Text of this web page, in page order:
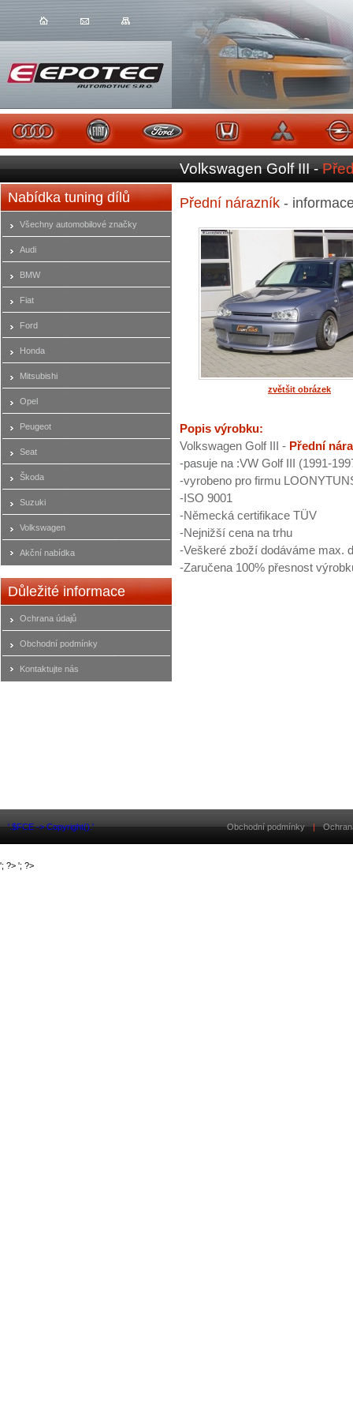
Volkswagen Golf III -
Nabídka tuning dílů
Všechny automobilové značky
Audi
BMW
Fiat
Ford
Honda
Mitsubishi
Opel
Peugeot
Seat
Škoda
Suzuki
Volkswagen
Akční nabídka
Důležité informace
Ochrana údajů
Obchodní podmínky
Kontaktujte nás
Přední nárazník -
zvětšit obrázek
Popis výrobku:
Volkswagen Golf III - Přední
-pasuje na :VW Golf III (1991-
-vyrobeno pro firmu
-ISO 9001
-Německá certifikace TÜV
-Nejnižší cena na trhu
-Veškeré zboží dodáváme max.
-Zaručena 100% přesnost
'.$FCE -> Copyright().' Obchodní podmínky |
'; ?> '; ?>